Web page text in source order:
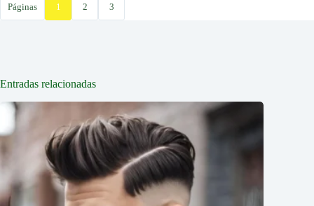
Páginas 1 2 3
Entradas relacionadas